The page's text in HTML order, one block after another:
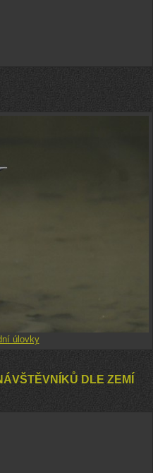
úlovky
DLE ZEMÍ